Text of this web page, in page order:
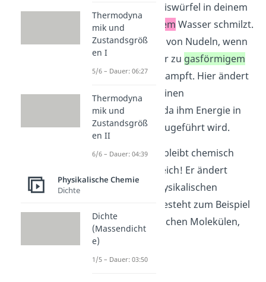
Eiswürfel in deinem
Getränk zu
flüssigem Wasser schmilzt.
Oder beim Kochen von Nudeln, wenn
dasflüssige Wasser zu gasförmigem
Wasserdampf verdampft. Hier ändert
das Wasser also seinen
Aggregatzustand, da ihm Energie in
Form von Wärme zugeführt wird.
Wichtig:Der Stoff bleibt chemisch
gesehen immer gleich! Er ändert
lediglich seinen physikalischen
Zustand. Wasser besteht zum Beispiel
immer aus den gleichen Molekülen,
nämlich H
Thermodyna
mik und
Zustandsgröß
en I
5/6 – Dauer: 06:27
Thermodyna
mik und
Zustandsgröß
en II
6/6 – Dauer: 04:39
Physikalische Chemie
Dichte
Dichte
(Massendicht
e)
1/5 – Dauer: 03:50